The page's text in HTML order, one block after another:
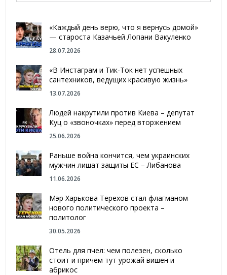
«Каждый день верю, что я вернусь домой»
— староста Казачьей Лопани Вакуленко
28.07.2026
«В Инстаграм и Тик-Ток нет успешных
сантехников, ведущих красивую жизнь»
13.07.2026
Людей накрутили против Киева – депутат
Куц о «звоночках» перед вторжением
25.06.2026
Раньше война кончится, чем украинских
мужчин лишат защиты ЕС – Либанова
11.06.2026
Мэр Харькова Терехов стал флагманом
нового политического проекта –
политолог
30.05.2026
Отель для пчел: чем полезен, сколько
стоит и причем тут урожай вишен и
абрикос